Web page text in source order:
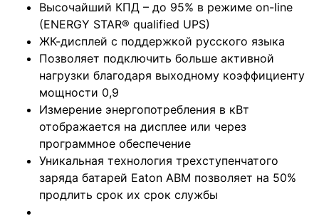
Высочайший КПД – до 95% в режиме on-line
(ENERGY STAR® qualified UPS)
ЖК-дисплей с поддержкой русского языка
Позволяет подключить больше активной
нагрузки благодаря выходному коэффициенту
мощности 0,9
Измерение энергопотребления в кВт
отображается на дисплее или через
программное обеспечение
Уникальная технология трехступенчатого
заряда батарей Eaton ABM позволяет на 50%
продлить срок их срок службы